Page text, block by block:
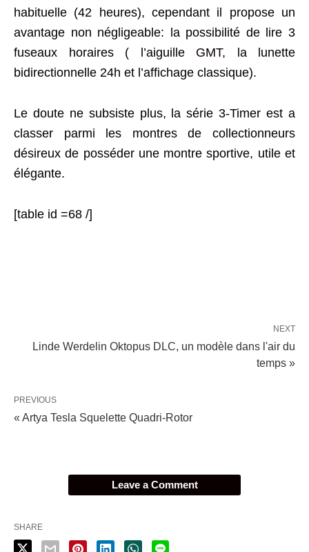
habituelle (42 heures), cependant il propose un
avantage non négligeable: la possibilité de lire 3
fuseaux horaires ( l’aiguille GMT, la lunette
bidirectionnelle 24h et l’affichage classique).
Le doute ne subsiste plus, la série 3-Timer est a
classer parmi les montres de collectionneurs
désireux de posséder une montre sportive, utile et
élégante.
[table id =68 /]
NEXT
Linde Werdelin Oktopus DLC, un modèle dans l'air du
temps »
PREVIOUS
« Artya Tesla Squelette Quadri-Rotor
Leave a Comment
SHARE